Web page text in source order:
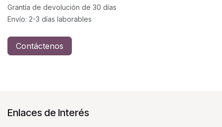
Grantía de devolución de 30 días
Envío: 2-3 días laborables
Contáctenos
Enlaces de Interés